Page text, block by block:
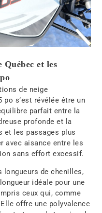
et les
de neige
s’est révélée être un
parfait entre la
profonde et la
et les passages plus
avec aisance entre les
sans effort excessif.
longueurs de chenilles,
idéale pour une
ceux qui, comme
offre une polyvalence